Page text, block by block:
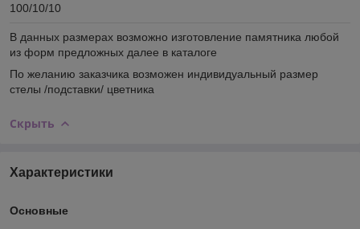
100/10/10
В данных размерах возможно изготовление памятника любой
из форм предложных далее в каталоге
По желанию заказчика возможен индивидуальный размер
стелы /подставки/ цветника
Скрыть
Характеристики
Основные